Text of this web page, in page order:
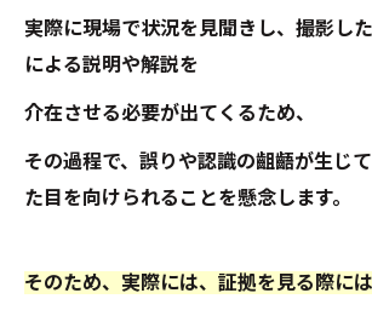
実際に現場で状況を見聞きし、撮影し
による説明や解説を
介在させる必要が出てくるため、
その過程で、誤りや認識の齟齬が生じ
た目を向けられることを懸念します。
そのため、実際には、証拠を見る際には